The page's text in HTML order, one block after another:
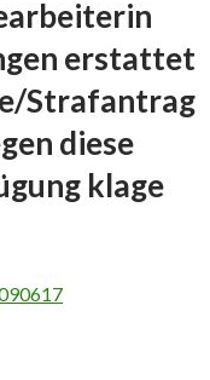
erstattet
Strafantrag
diese
klage